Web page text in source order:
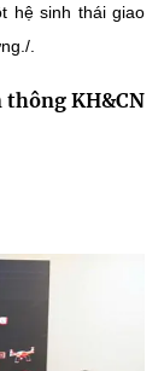
hệ sinh thái giao
.
KH&CN